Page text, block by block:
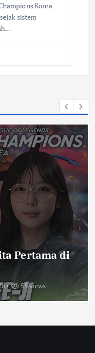
Korea
sistem
Pertama di
55 views